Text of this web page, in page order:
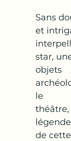
Sans
et
star,
objets
le
légende
de